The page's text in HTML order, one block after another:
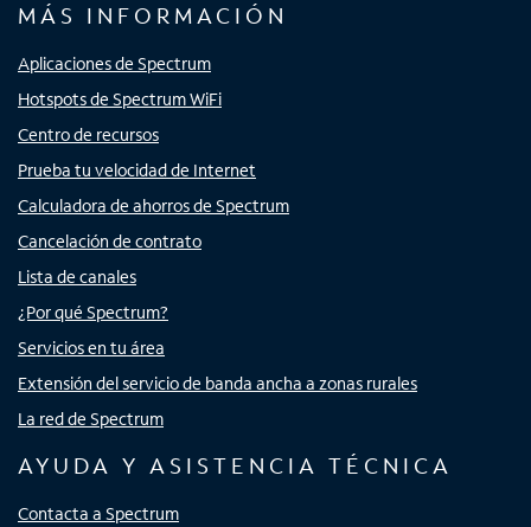
MÁS INFORMACIÓN
Aplicaciones de Spectrum
Hotspots de Spectrum WiFi
Centro de recursos
Prueba tu velocidad de Internet
Calculadora de ahorros de Spectrum
Cancelación de contrato
Lista de canales
¿Por qué Spectrum?
Servicios en tu área
Extensión del servicio de banda ancha a zonas rurales
La red de Spectrum
AYUDA Y ASISTENCIA TÉCNICA
Contacta a Spectrum